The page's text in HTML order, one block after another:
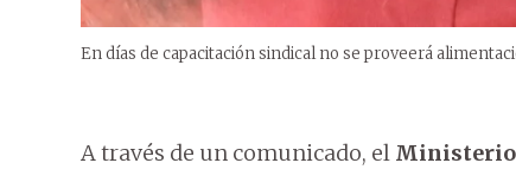
En días de capacitación sindical no se proveerá
A través de un comunicado, el Ministerio